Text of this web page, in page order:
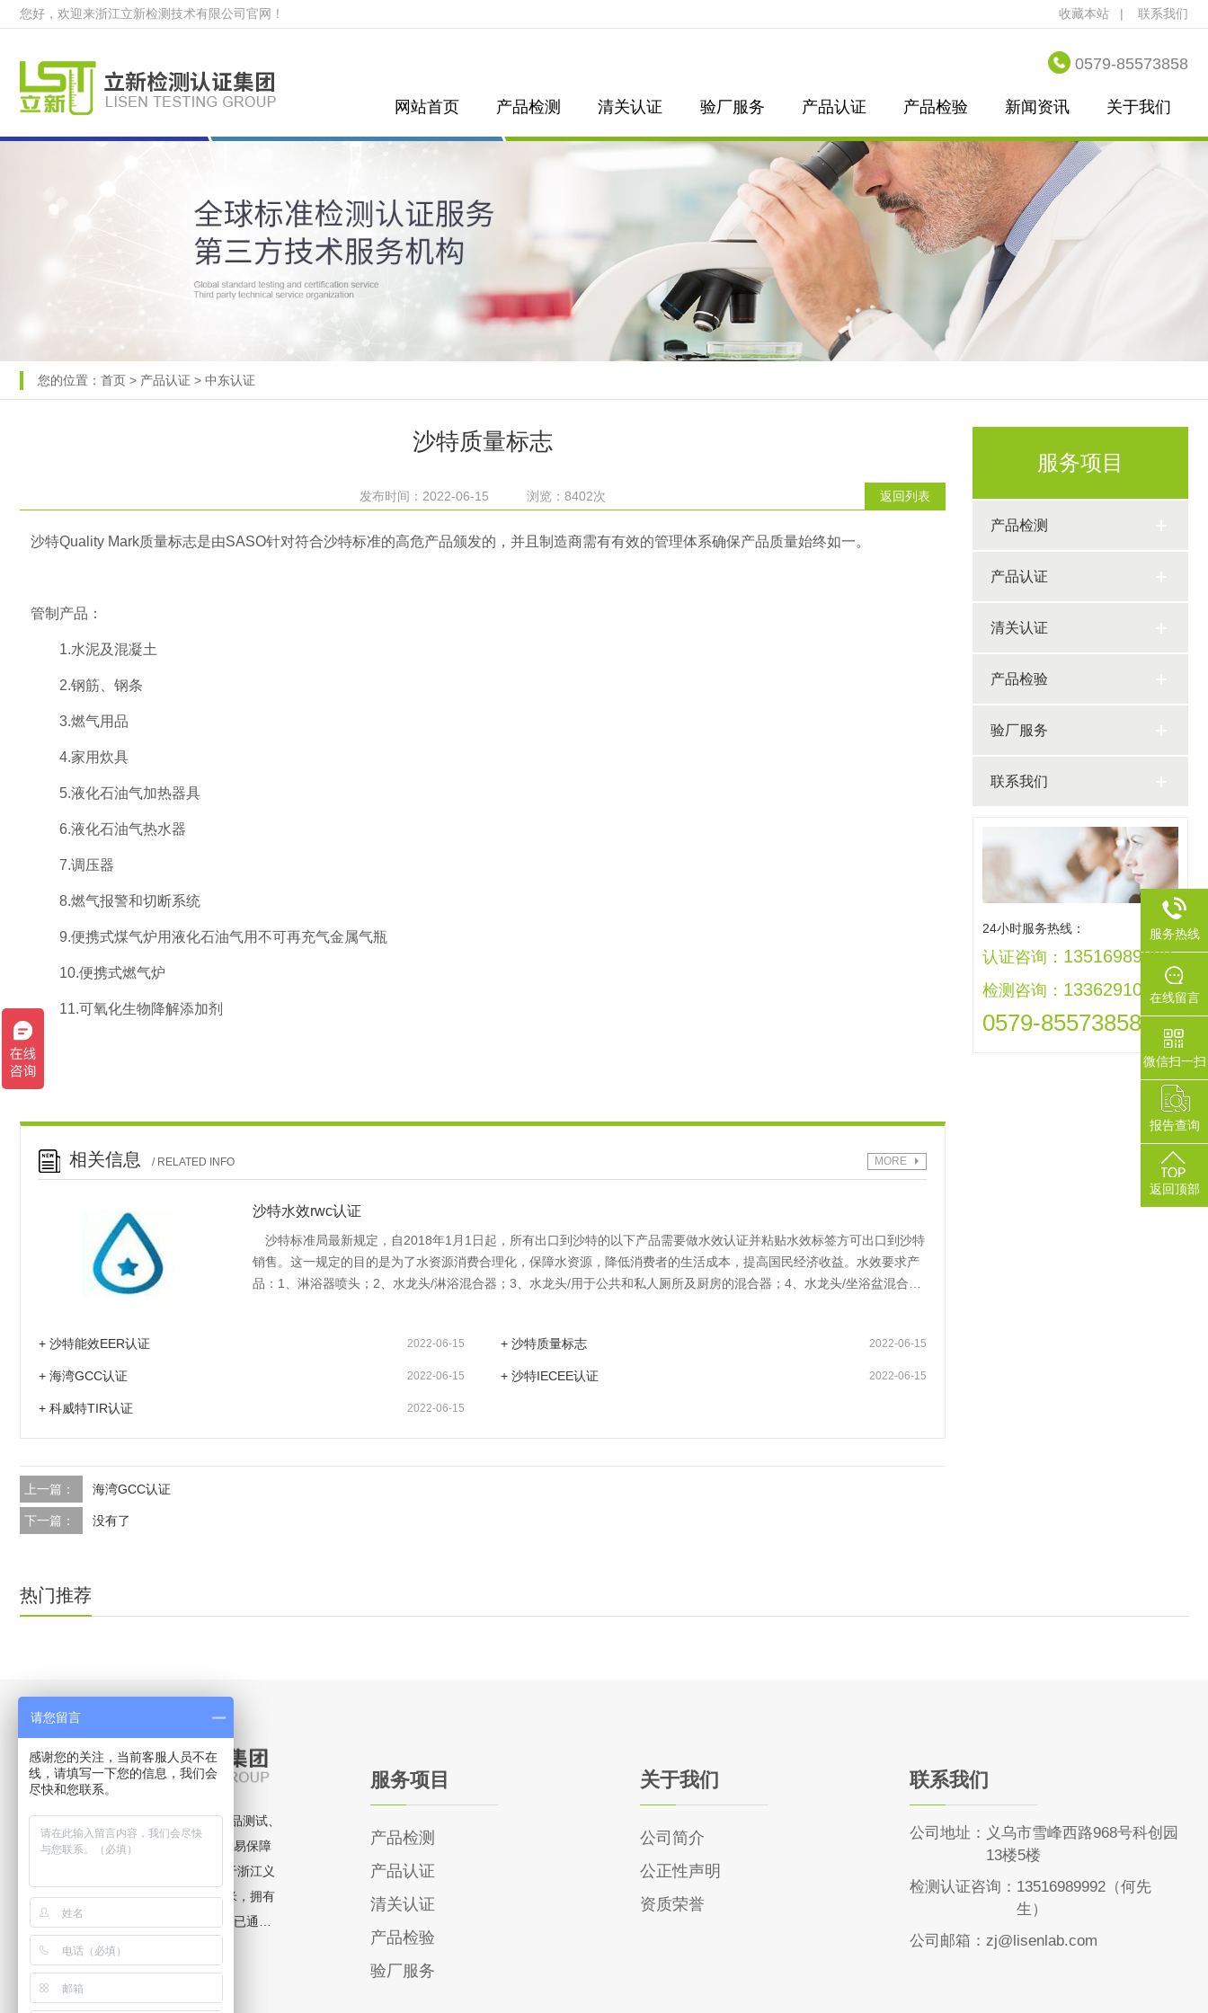
您好，欢迎来浙江立新检测技术有限公司官网！ 收藏本站 | 联系我们
网站首页 产品检测 清关认证 验厂服务 产品认证 产品检验 新闻资讯 关于我们
0579-85573858
您的位置： 首页 > 产品认证 > 中东认证
服务项目
产品检测
产品认证
清关认证
产品检验
验厂服务
联系我们
24小时服务热线：
认证咨询： 13516989992
检测咨询： 13362910005
0579-85573858
沙特质量标志
发布时间：2022-06-15 浏览：8402次 返回列表
沙特Quality Mark质量标志是由SASO针对符合沙特标准的高危产品颁发的，并且制造商需有有效的管理体系确保产品质量始终如一。
管制产品：
1.水泥及混凝土
2.钢筋、钢条
3.燃气用品
4.家用炊具
5.液化石油气加热器具
6.液化石油气热水器
7.调压器
8.燃气报警和切断系统
9.便携式煤气炉用液化石油气用不可再充气金属气瓶
10.便携式燃气炉
11.可氧化生物降解添加剂
相关信息 / RELATED INFO MORE
沙特水效rwc认证
沙特标准局最新规定，自2018年1月1日起，所有出口到沙特的以下产品需要做水效认证并粘贴水效标签方可出口到沙特
销售。这一规定的目的是为了水资源消费合理化，保障水资源，降低消费者的生活成本，提高国民经济收益。水效要求产
品：1、淋浴器喷头；2、水龙头/淋浴混合器；3、水龙头/用于公共和私人厕所及厨房的混合器；4、水龙头/坐浴盆混合
+ 沙特能效EER认证 2022-06-15 + 沙特质量标志 2022-06-15
+ 海湾GCC认证 2022-06-15 + 沙特IECEE认证 2022-06-15
+ 科威特TIR认证 2022-06-15
上一篇： 海湾GCC认证
下一篇： 没有了
热门推荐
立新检测(LISEN LAB)是一家专注于产品测试、
产品检验、清关认证和验厂的综合性贸易保障
服务供应商。公司成立于2011年，位于浙江义
乌科技创业园，实验室占地1500多平米，拥有
美国、日本进口的成套检测设施。公司已通过
CMA资质认定、CNAS能力认可和美国CPSC能
力授权，严格按照ISO17025、17020国际规范
进行管理，开展各类消费品的合规测试和检验
【VIEW MORE +】
服务项目
产品检测
产品认证
清关认证
产品检验
验厂服务
关于我们
公司简介
公正性声明
资质荣誉
联系我们
公司地址： 义乌市雪峰西路968号科创园
13楼5楼
检测认证咨询： 13516989992（何先
生）
公司邮箱： zj@lisenlab.com
服务热线
在线留言
微信扫一扫
报告查询
返回顶部
请您留言
感谢您的关注，当前客服人员不在
线，请填写一下您的信息，我们会
尽快和您联系。